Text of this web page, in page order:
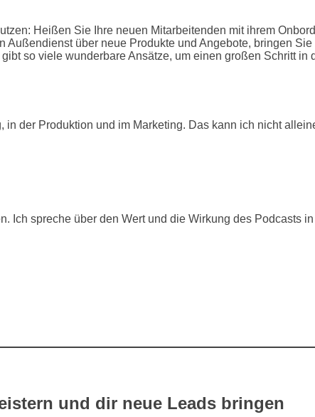
Heißen Sie Ihre neuen Mitarbeitenden mit ihrem
über neue Produkte und Angebote, bringen
so viele wunderbare Ansätze, um einen großen Schritt in
der Produktion und im Marketing. Das kann ich nicht
spreche über den Wert und die Wirkung des Podcasts
und dir neue Leads bringen